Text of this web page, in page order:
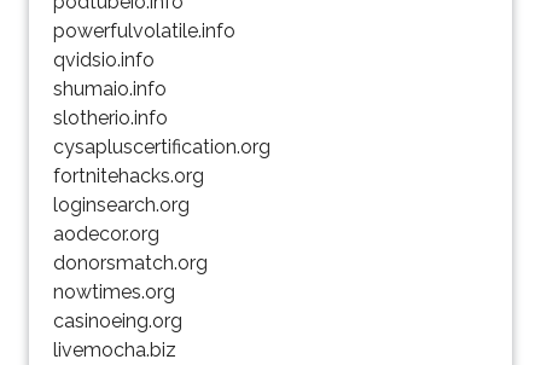
powerfulvolatile.info
qvidsio.info
shumaio.info
slotherio.info
cysapluscertification.org
fortnitehacks.org
loginsearch.org
aodecor.org
donorsmatch.org
nowtimes.org
casinoeing.org
livemocha.biz